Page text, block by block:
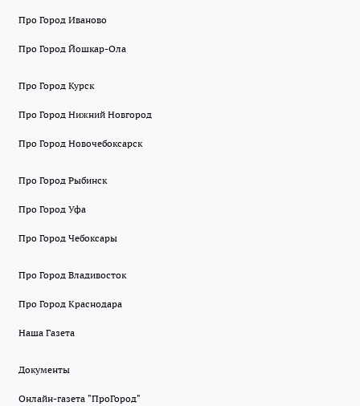
Про Город Иваново
Про Город Йошкар-Ола
Про Город Курск
Про Город Нижний Новгород
Про Город Новочебоксарск
Про Город Рыбинск
Про Город Уфа
Про Город Чебоксары
Про Город Владивосток
Про Город Краснодара
Наша Газета
Документы
Онлайн-газета "ПроГород"